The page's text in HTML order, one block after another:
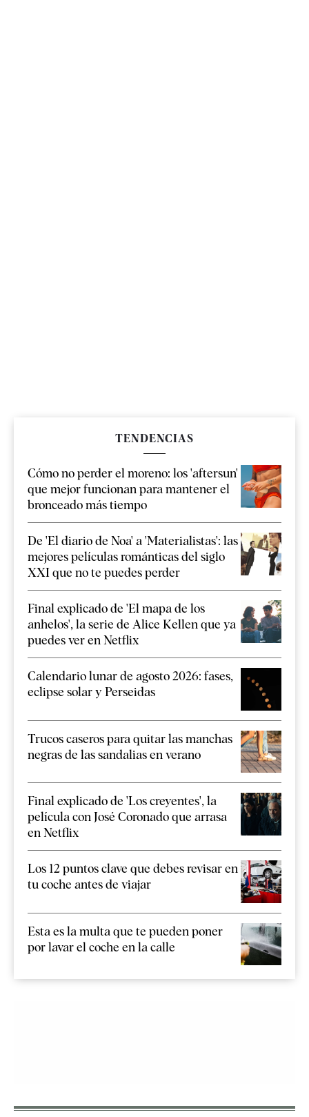
TENDENCIAS
Cómo no perder el moreno: los 'aftersun'
que mejor funcionan para mantener el
bronceado más tiempo
De 'El diario de Noa' a 'Materialistas': las
mejores películas románticas del siglo
XXI que no te puedes perder
Final explicado de 'El mapa de los
anhelos', la serie de Alice Kellen que ya
puedes ver en Netflix
Calendario lunar de agosto 2026: fases,
eclipse solar y Perseidas
Trucos caseros para quitar las manchas
negras de las sandalias en verano
Final explicado de 'Los creyentes', la
película con José Coronado que arrasa
en Netflix
Los 12 puntos clave que debes revisar en
tu coche antes de viajar
Esta es la multa que te pueden poner
por lavar el coche en la calle